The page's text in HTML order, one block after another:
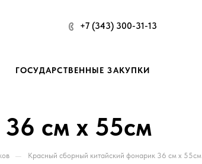
+7 (343) 300-31-13
ГОСУДАРСТВЕННЫЕ ЗАКУПКИ
см х 55см
— Красный сборный китайский фонарик 36 см х 55см